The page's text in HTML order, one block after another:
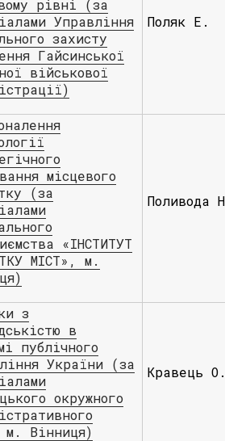
рівні (за
Управління
захисту
Гайсинської
військової
Поляк Е.
місцевого
(за
«ІНСТИТУТ
МІСТ», м.
Поливода
з
в
публічного
України (за
окружного
м. Вінниця)
Кравець